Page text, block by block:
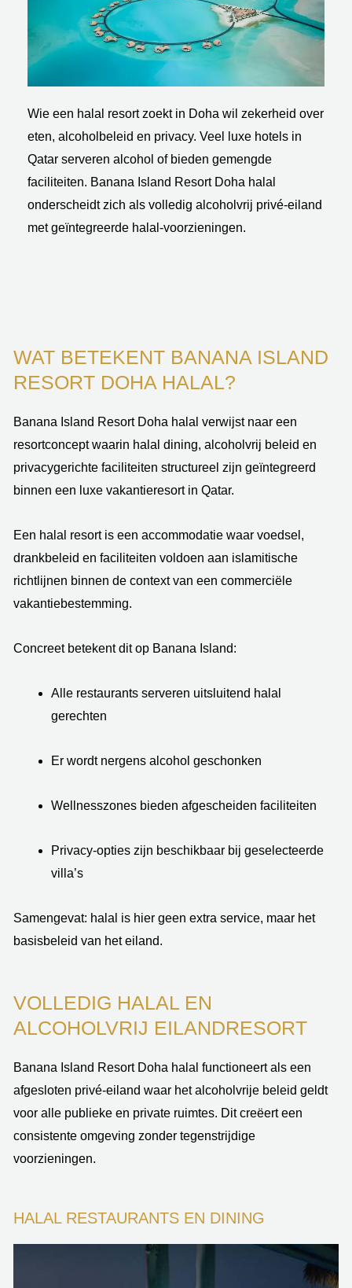
Wie een halal resort zoekt in Doha wil zekerheid over
eten, alcoholbeleid en privacy. Veel luxe hotels in
Qatar serveren alcohol of bieden gemengde
faciliteiten. Banana Island Resort Doha halal
onderscheidt zich als volledig alcoholvrij privé-eiland
met geïntegreerde halal-voorzieningen.
WAT BETEKENT BANANA ISLAND
RESORT DOHA HALAL?
Banana Island Resort Doha halal verwijst naar een
resortconcept waarin halal dining, alcoholvrij beleid en
privacygerichte faciliteiten structureel zijn geïntegreerd
binnen een luxe vakantieresort in Qatar.
Een halal resort is een accommodatie waar voedsel,
drankbeleid en faciliteiten voldoen aan islamitische
richtlijnen binnen de context van een commerciële
vakantiebestemming.
Concreet betekent dit op Banana Island:
Alle restaurants serveren uitsluitend halal
gerechten
Er wordt nergens alcohol geschonken
Wellnesszones bieden afgescheiden faciliteiten
Privacy-opties zijn beschikbaar bij geselecteerde
villa’s
Samengevat: halal is hier geen extra service, maar het
basisbeleid van het eiland.
VOLLEDIG HALAL EN
ALCOHOLVRIJ EILANDRESORT
Banana Island Resort Doha halal functioneert als een
afgesloten privé-eiland waar het alcoholvrije beleid geldt
voor alle publieke en private ruimtes. Dit creëert een
consistente omgeving zonder tegenstrijdige
voorzieningen.
HALAL RESTAURANTS EN DINING